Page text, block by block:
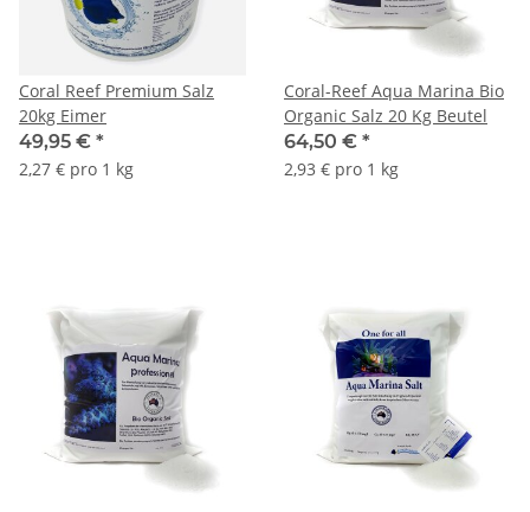
Coral Reef Premium Salz
20kg Eimer
49,95 € *
2,27 € pro 1 kg
Coral-Reef Aqua Marina Bio
Organic Salz 20 Kg Beutel
64,50 € *
2,93 € pro 1 kg